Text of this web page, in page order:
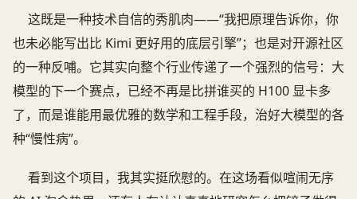
这既是一种技术自信的秀肌肉——“我把原理告诉你，你
也未必能写出比 Kimi 更好用的底层引擎”；也是对开源社区
的一种反哺。它其实向整个行业传递了一个强烈的信号：大
模型的下一个赛点，已经不再是比拼谁买的 H100 显卡多
了，而是谁能用最优雅的数学和工程手段，治好大模型的各
种“慢性病”。
看到这个项目，我其实挺欣慰的。在这场看似喧闹无序